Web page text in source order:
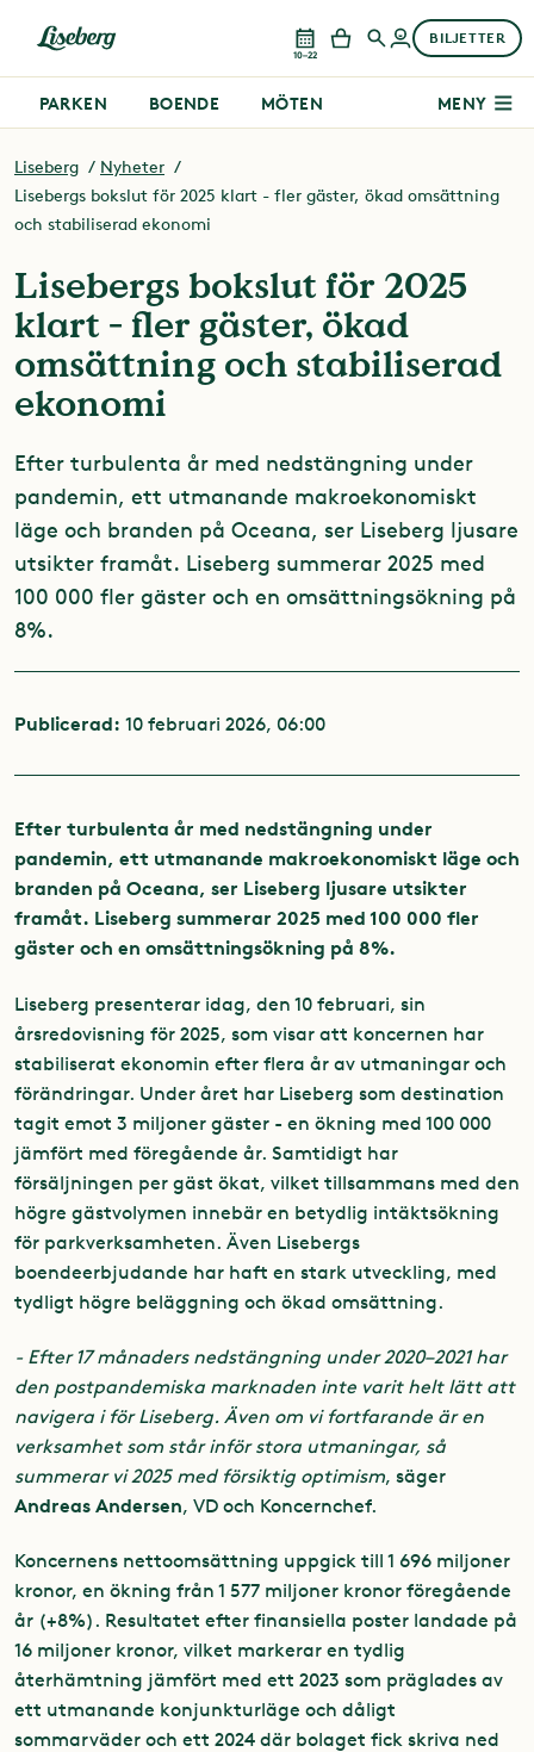
10–22
BILJETTER
PARKEN BOENDE MÖTEN MENY
Liseberg
Nyheter
Lisebergs bokslut för 2025 klart - fler gäster, ökad omsättning
och stabiliserad ekonomi
Lisebergs bokslut för 2025
klart - fler gäster, ökad
omsättning och stabiliserad
ekonomi
Efter turbulenta år med nedstängning under
pandemin, ett utmanande makroekonomiskt
läge och branden på Oceana, ser Liseberg ljusare
utsikter framåt. Liseberg summerar 2025 med
100 000 fler gäster och en omsättningsökning på
8%.
Publicerad: 10 februari 2026, 06:00
Efter turbulenta år med nedstängning under
pandemin, ett utmanande makroekonomiskt läge och
branden på Oceana, ser Liseberg ljusare utsikter
framåt. Liseberg summerar 2025 med 100 000 fler
gäster och en omsättningsökning på 8%.
Liseberg presenterar idag, den 10 februari, sin
årsredovisning för 2025, som visar att koncernen har
stabiliserat ekonomin efter flera år av utmaningar och
förändringar. Under året har Liseberg som destination
tagit emot 3 miljoner gäster - en ökning med 100 000
jämfört med föregående år. Samtidigt har
försäljningen per gäst ökat, vilket tillsammans med den
högre gästvolymen innebär en betydlig intäktsökning
för parkverksamheten. Även Lisebergs
boendeerbjudande har haft en stark utveckling, med
tydligt högre beläggning och ökad omsättning.
- Efter 17 månaders nedstängning under 2020–2021 har
den postpandemiska marknaden inte varit helt lätt att
navigera i för Liseberg. Även om vi fortfarande är en
verksamhet som står inför stora utmaningar, så
summerar vi 2025 med försiktig optimism, säger
Andreas Andersen, VD och Koncernchef.
Koncernens nettoomsättning uppgick till 1 696 miljoner
kronor, en ökning från 1 577 miljoner kronor föregående
år (+8%). Resultatet efter finansiella poster landade på
16 miljoner kronor, vilket markerar en tydlig
återhämtning jämfört med ett 2023 som präglades av
ett utmanande konjunkturläge och dåligt
sommarväder och ett 2024 där bolaget fick skriva ned